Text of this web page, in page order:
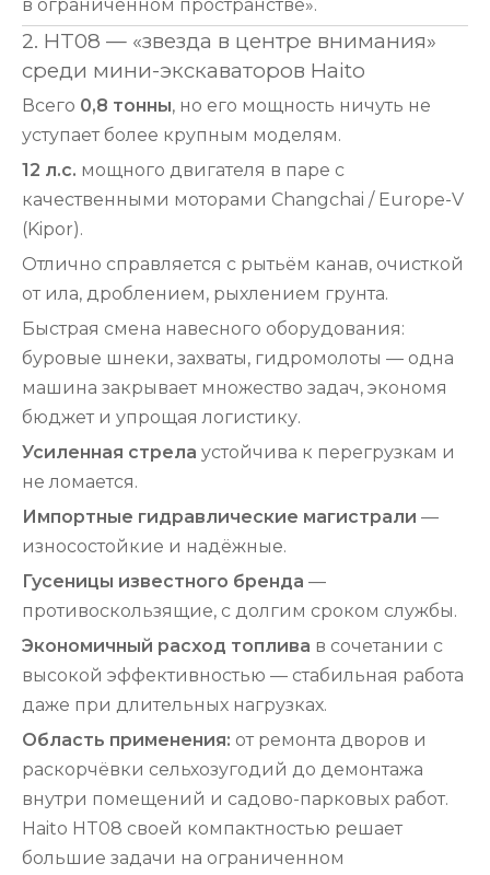
в ограниченном пространстве».
2. HT08 — «звезда в центре внимания»
среди мини-экскаваторов Haito
Всего 0,8 тонны, но его мощность ничуть не
уступает более крупным моделям.
12 л.с. мощного двигателя в паре с
качественными моторами Changchai / Europe-V
(Kipor).
Отлично справляется с рытьём канав, очисткой
от ила, дроблением, рыхлением грунта.
Быстрая смена навесного оборудования:
буровые шнеки, захваты, гидромолоты — одна
машина закрывает множество задач, экономя
бюджет и упрощая логистику.
Усиленная стрела устойчива к перегрузкам и
не ломается.
Импортные гидравлические магистрали —
износостойкие и надёжные.
Гусеницы известного бренда —
противоскользящие, с долгим сроком службы.
Экономичный расход топлива в сочетании с
высокой эффективностью — стабильная работа
даже при длительных нагрузках.
Область применения: от ремонта дворов и
раскорчёвки сельхозугодий до демонтажа
внутри помещений и садово-парковых работ.
Haito HT08 своей компактностью решает
большие задачи на ограниченном